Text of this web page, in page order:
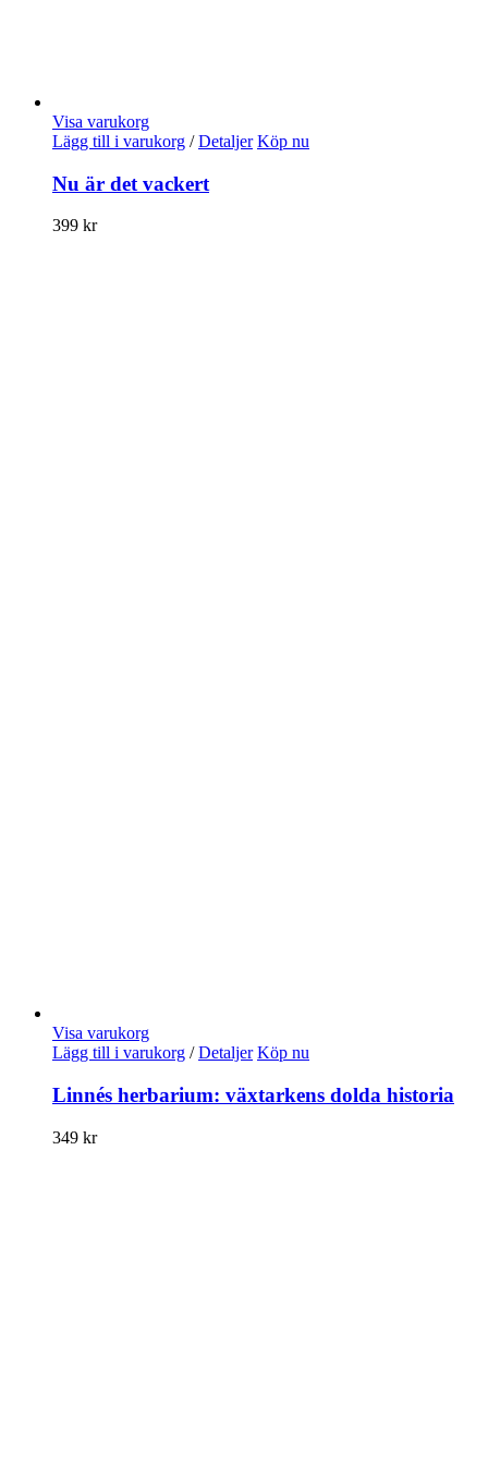
Visa varukorg
Lägg till i varukorg / Detaljer Köp nu
Nu är det vackert
399 kr
Visa varukorg
Lägg till i varukorg / Detaljer Köp nu
Linnés herbarium: växtarkens dolda historia
349 kr